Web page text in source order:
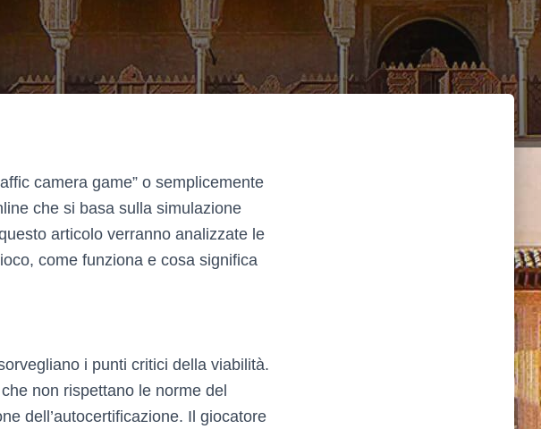
camera game” o semplicemente
che si basa sulla simulazione
articolo verranno analizzate le
come funziona e cosa significa
i punti critici della viabilità.
non rispettano le norme del
dell’autocertificazione. Il giocatore